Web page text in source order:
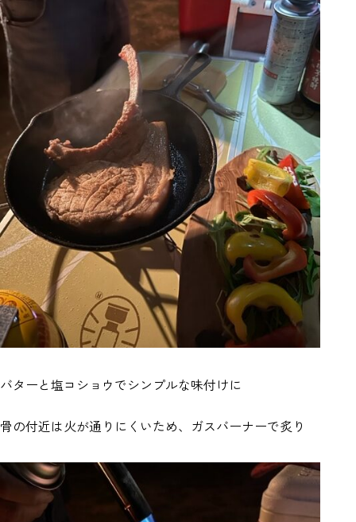
バターと塩コショウでシンプルな味付けに
骨の付近は火が通りにくいため、ガスバーナーで炙り